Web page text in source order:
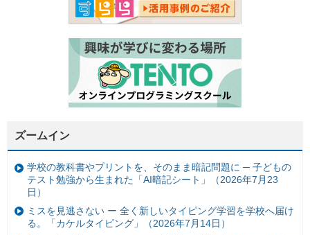
ズームイン
学校の教科書やプリントを、そのまま暗記問題に ─ 子どもの
テスト勉強から生まれた「AI暗記シート」（2026年7月23
日）
ミスを見逃さない ー 全く新しいタイピング学習を学校へ届け
る。「カケルタイピング」（2026年7月14日）